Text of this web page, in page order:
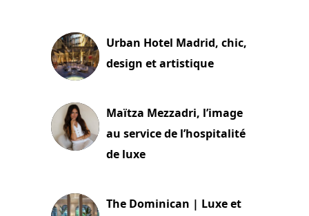
Urban Hotel Madrid, chic,
design et artistique
Maïtza Mezzadri, l’image
au service de l’hospitalité
de luxe
The Dominican | Luxe et